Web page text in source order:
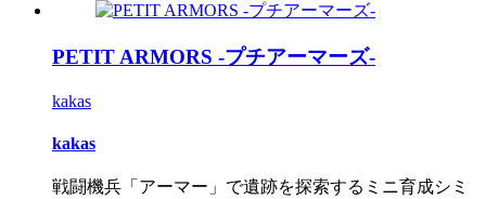
PETIT ARMORS -プチアーマーズ-
kakas
kakas
戦闘機兵「アーマー」で遺跡を探索するミニ育成シミ